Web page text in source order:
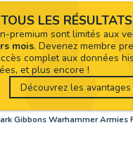
LES
premium sont limités aux
mois. Devenez membre
complet aux données
et plus encore !
Découvrez les